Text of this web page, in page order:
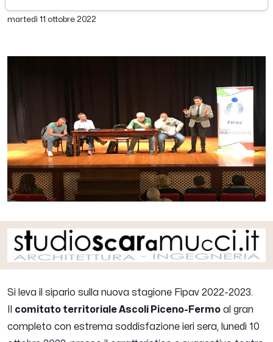
martedì 11 ottobre 2022
Si leva il sipario sulla nuova stagione Fipav 2022-2023.
comitato territoriale Ascoli Piceno-Fermo al gran
completo con estrema soddisfazione ieri sera, lunedì 10